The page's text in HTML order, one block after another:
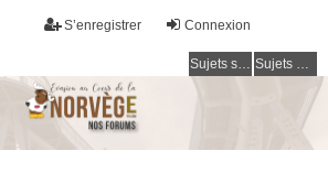
Connexion
S’enregistrer
Sujets sans réponse Sujets actifs